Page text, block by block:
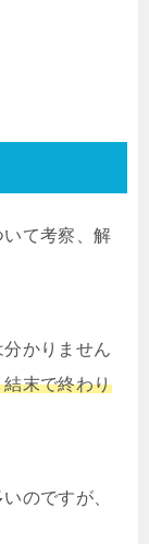
て考察、解
かりません
末で終わり
のですが、